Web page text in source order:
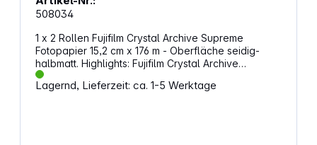
508034
1 x 2 Rollen Fujifilm Crystal Archive Supreme
Fotopapier 15,2 cm x 176 m - Oberfläche seidig-
halbmatt. Highlights: Fujifilm Crystal Archive
Supreme Papier ist ausschließlich für die
Herstellung von Farbdrucken in hoher Bildqualität
Lagernd, Lieferzeit: ca. 1-5 Werktage